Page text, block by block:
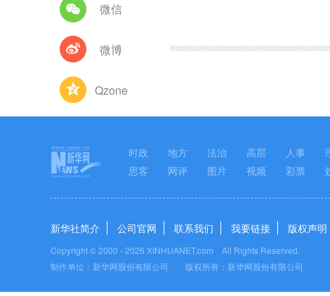
微信
微博
Qzone
时政 地方 法治 高层 人事
思客
网评 图片 视频 彩票
新华社简介 公司官网 联系我们 我要链接 版权声明
Copyright © 2000 -2026 XINHUANET.com All Rights Reserved.
制作单位：新华网股份有限公司 版权所有：新华网股份有限公司